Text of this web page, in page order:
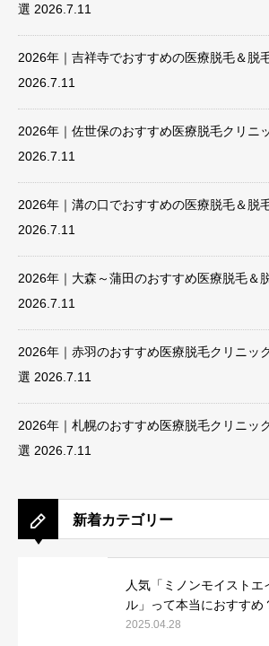
選 2026.7.11
2026年｜吉祥寺でおすすめの医療脱毛＆脱
2026.7.11
2026年｜佐世保のおすすめ医療脱毛クリニ
2026.7.11
2026年｜溝の口でおすすめの医療脱毛＆脱
2026.7.11
2026年｜大森～蒲田のおすすめ医療脱毛＆
2026.7.11
2026年｜赤羽のおすすめ医療脱毛クリニッ
選 2026.7.11
2026年｜札幌のおすすめ医療脱毛クリニッ
選 2026.7.11
新着カテゴリー
人気「ミノンモイストエ
ル」って本当におすすめ
際使用して口コミを検証！
2025.04.28